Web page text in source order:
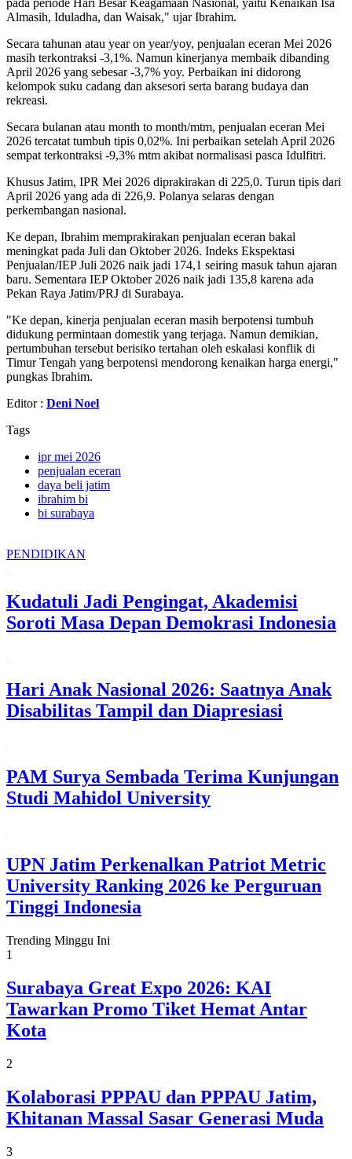
Almasih, Iduladha, dan Waisak," ujar Ibrahim.
Secara tahunan atau year on year/yoy, penjualan eceran Mei 2026
masih terkontraksi -3,1%. Namun kinerjanya membaik dibanding
April 2026 yang sebesar -3,7% yoy. Perbaikan ini didorong
kelompok suku cadang dan aksesori serta barang budaya dan
rekreasi.
Secara bulanan atau month to month/mtm, penjualan eceran Mei
2026 tercatat tumbuh tipis 0,02%. Ini perbaikan setelah April 2026
sempat terkontraksi -9,3% mtm akibat normalisasi pasca Idulfitri.
Khusus Jatim, IPR Mei 2026 diprakirakan di 225,0. Turun tipis dari
April 2026 yang ada di 226,9. Polanya selaras dengan
perkembangan nasional.
Ke depan, Ibrahim memprakirakan penjualan eceran bakal
meningkat pada Juli dan Oktober 2026. Indeks Ekspektasi
Penjualan/IEP Juli 2026 naik jadi 174,1 seiring masuk tahun ajaran
baru. Sementara IEP Oktober 2026 naik jadi 135,8 karena ada
Pekan Raya Jatim/PRJ di Surabaya.
"Ke depan, kinerja penjualan eceran masih berpotensi tumbuh
didukung permintaan domestik yang terjaga. Namun demikian,
pertumbuhan tersebut berisiko tertahan oleh eskalasi konflik di
Timur Tengah yang berpotensi mendorong kenaikan harga energi,"
pungkas Ibrahim.
Editor : Deni Noel
Tags
ipr mei 2026
penjualan eceran
daya beli jatim
ibrahim bi
bi surabaya
PENDIDIKAN
Kudatuli Jadi Pengingat, Akademisi
Soroti Masa Depan Demokrasi Indonesia
Hari Anak Nasional 2026: Saatnya Anak
Disabilitas Tampil dan Diapresiasi
PAM Surya Sembada Terima Kunjungan
Studi Mahidol University
UPN Jatim Perkenalkan Patriot Metric
University Ranking 2026 ke Perguruan
Tinggi Indonesia
Trending Minggu Ini
1
Surabaya Great Expo 2026: KAI
Tawarkan Promo Tiket Hemat Antar
Kota
2
Kolaborasi PPPAU dan PPPAU Jatim,
Khitanan Massal Sasar Generasi Muda
3